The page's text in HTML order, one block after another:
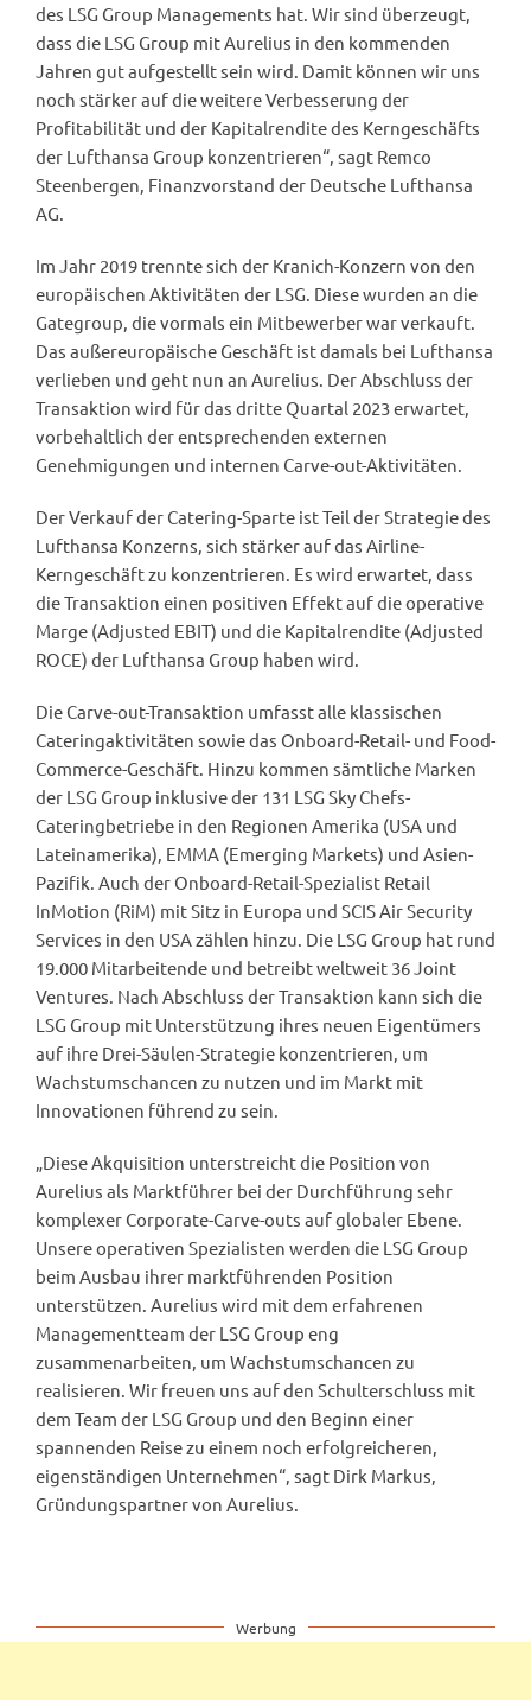
des LSG Group Managements hat. Wir sind überzeugt,
dass die LSG Group mit Aurelius in den kommenden
Jahren gut aufgestellt sein wird. Damit können wir uns
noch stärker auf die weitere Verbesserung der
Profitabilität und der Kapitalrendite des Kerngeschäfts
der Lufthansa Group konzentrieren“, sagt Remco
Steenbergen, Finanzvorstand der Deutsche Lufthansa
AG.
Im Jahr 2019 trennte sich der Kranich-Konzern von den
europäischen Aktivitäten der LSG. Diese wurden an die
Gategroup, die vormals ein Mitbewerber war verkauft.
Das außereuropäische Geschäft ist damals bei Lufthansa
verlieben und geht nun an Aurelius. Der Abschluss der
Transaktion wird für das dritte Quartal 2023 erwartet,
vorbehaltlich der entsprechenden externen
Genehmigungen und internen Carve-out-Aktivitäten.
Der Verkauf der Catering-Sparte ist Teil der Strategie des
Lufthansa Konzerns, sich stärker auf das Airline-
Kerngeschäft zu konzentrieren. Es wird erwartet, dass
die Transaktion einen positiven Effekt auf die operative
Marge (Adjusted EBIT) und die Kapitalrendite (Adjusted
ROCE) der Lufthansa Group haben wird.
Die Carve-out-Transaktion umfasst alle klassischen
Cateringaktivitäten sowie das Onboard-Retail- und Food-
Commerce-Geschäft. Hinzu kommen sämtliche Marken
der LSG Group inklusive der 131 LSG Sky Chefs-
Cateringbetriebe in den Regionen Amerika (USA und
Lateinamerika), EMMA (Emerging Markets) und Asien-
Pazifik. Auch der Onboard-Retail-Spezialist Retail
InMotion (RiM) mit Sitz in Europa und SCIS Air Security
Services in den USA zählen hinzu. Die LSG Group hat rund
19.000 Mitarbeitende und betreibt weltweit 36 Joint
Ventures. Nach Abschluss der Transaktion kann sich die
LSG Group mit Unterstützung ihres neuen Eigentümers
auf ihre Drei-Säulen-Strategie konzentrieren, um
Wachstumschancen zu nutzen und im Markt mit
Innovationen führend zu sein.
„Diese Akquisition unterstreicht die Position von
Aurelius als Marktführer bei der Durchführung sehr
komplexer Corporate-Carve-outs auf globaler Ebene.
Unsere operativen Spezialisten werden die LSG Group
beim Ausbau ihrer marktführenden Position
unterstützen. Aurelius wird mit dem erfahrenen
Managementteam der LSG Group eng
zusammenarbeiten, um Wachstumschancen zu
realisieren. Wir freuen uns auf den Schulterschluss mit
dem Team der LSG Group und den Beginn einer
spannenden Reise zu einem noch erfolgreicheren,
eigenständigen Unternehmen“, sagt Dirk Markus,
Gründungspartner von Aurelius.
Werbung